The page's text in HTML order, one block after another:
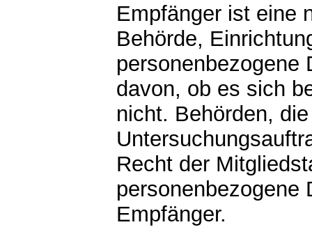
Empfänger ist eine
Behörde,
personenbezogene
davon, ob es sich
nicht. Behörden,
Recht der
personenbezogene
Empfänger.